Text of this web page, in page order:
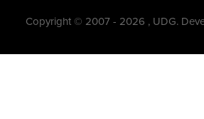
Copyright © 2007 - 2026 , UDG.